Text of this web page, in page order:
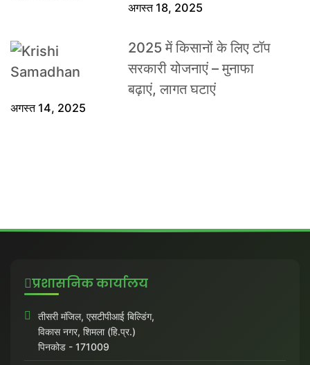
अगस्त 18, 2025
2025 में किसानों के लिए टॉप
सरकारी योजनाएं – मुनाफा
बढ़ाएं, लागत घटाएं
अगस्त 14, 2025
प्रशासनिक कार्यालय
तीसरी मंजिल, एसटीपीआई बिल्डिंग,
विकास नगर, शिमला (हि.प्र.)
पिनकोड - 171009